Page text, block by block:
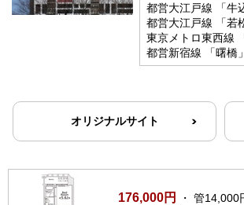
都営大江戸線 「牛
都営大江戸線 「若
東京メトロ東西線
都営新宿線 「曙橋
オリジナルサイト
176,000円
・ 管14,000